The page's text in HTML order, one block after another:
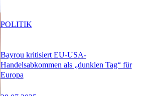
Bayrou kritisiert EU-USA-
Handelsabkommen als „dunklen Tag“ für
Europa
POLITIK